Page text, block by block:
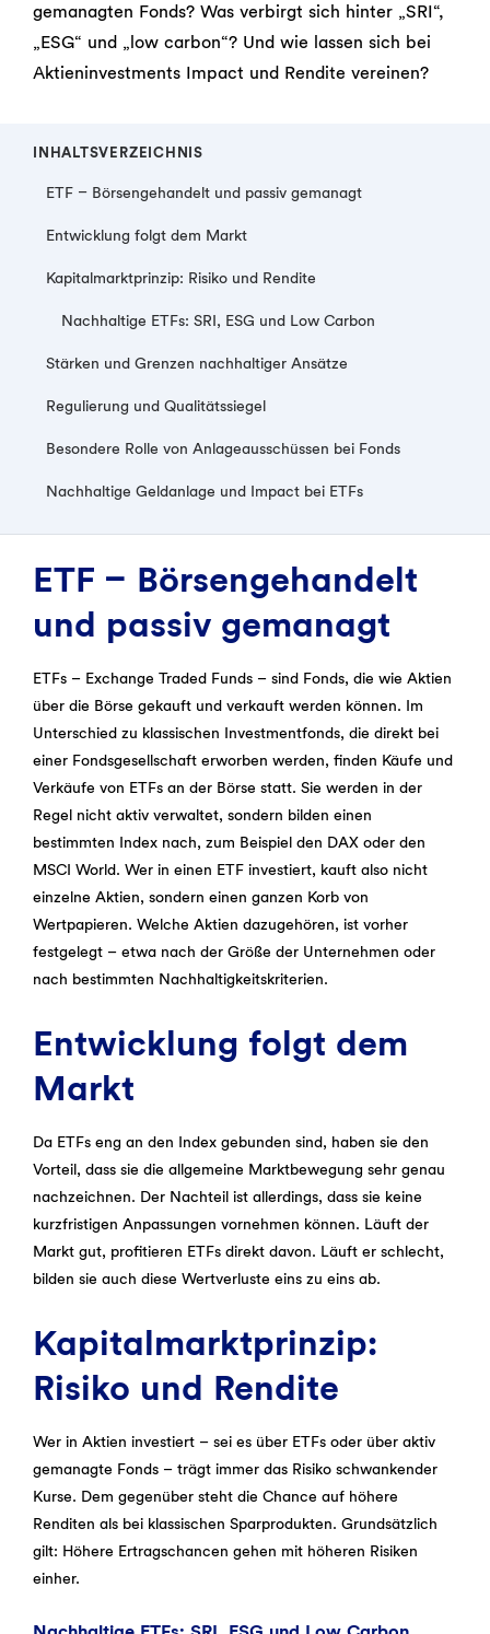
gemanagten Fonds? Was verbirgt sich hinter „SRI“,
„ESG“ und „low carbon“? Und wie lassen sich bei
Aktieninvestments Impact und Rendite vereinen?
INHALTSVERZEICHNIS
ETF – Börsengehandelt und passiv gemanagt
Entwicklung folgt dem Markt
Kapitalmarktprinzip: Risiko und Rendite
Nachhaltige ETFs: SRI, ESG und Low Carbon
Stärken und Grenzen nachhaltiger Ansätze
Regulierung und Qualitätssiegel
Besondere Rolle von Anlageausschüssen bei Fonds
Nachhaltige Geldanlage und Impact bei ETFs
ETF – Börsengehandelt
und passiv gemanagt
ETFs – Exchange Traded Funds – sind Fonds, die wie Aktien
über die Börse gekauft und verkauft werden können. Im
Unterschied zu klassischen Investmentfonds, die direkt bei
einer Fondsgesellschaft erworben werden, finden Käufe und
Verkäufe von ETFs an der Börse statt. Sie werden in der
Regel nicht aktiv verwaltet, sondern bilden einen
bestimmten Index nach, zum Beispiel den DAX oder den
MSCI World. Wer in einen ETF investiert, kauft also nicht
einzelne Aktien, sondern einen ganzen Korb von
Wertpapieren. Welche Aktien dazugehören, ist vorher
festgelegt – etwa nach der Größe der Unternehmen oder
nach bestimmten Nachhaltigkeitskriterien.
Entwicklung folgt dem
Markt
Da ETFs eng an den Index gebunden sind, haben sie den
Vorteil, dass sie die allgemeine Marktbewegung sehr genau
nachzeichnen. Der Nachteil ist allerdings, dass sie keine
kurzfristigen Anpassungen vornehmen können. Läuft der
Markt gut, profitieren ETFs direkt davon. Läuft er schlecht,
bilden sie auch diese Wertverluste eins zu eins ab.
Kapitalmarktprinzip:
Risiko und Rendite
Wer in Aktien investiert – sei es über ETFs oder über aktiv
gemanagte Fonds – trägt immer das Risiko schwankender
Kurse. Dem gegenüber steht die Chance auf höhere
Renditen als bei klassischen Sparprodukten. Grundsätzlich
gilt: Höhere Ertragschancen gehen mit höheren Risiken
einher.